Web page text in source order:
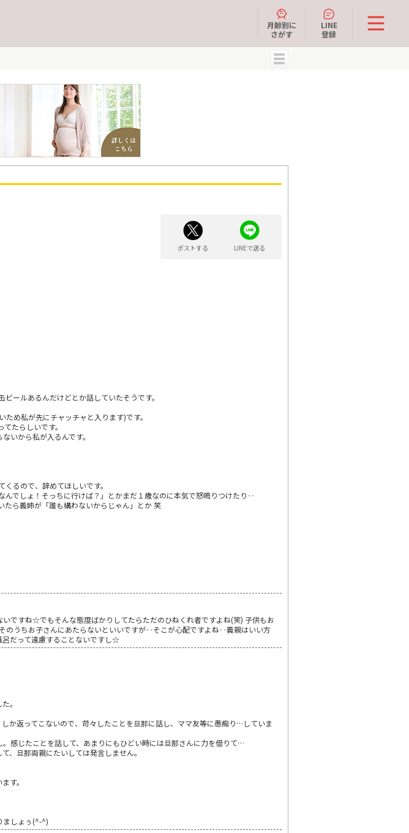
月齢別に
さがす
LINE
登録
ポストする LINEで送る
ールあるんだけどとか話していたそうです。
め私が先にチャッチャと入ります)です。
たらしいです。
いから私が入るんです。
るので、辞めてほしいです。
でしょ！そっちに行けば？」とかまだ１歳なのに本気で怒鳴りつけたり‥
ら義姉が「誰も構わないからじゃん」とか 笑
ですね☆でもそんな態度ばかりしてたらただのひねくれ者ですよね(笑) 子供もお
うちお子さんにあたらないといいですが‥そこが心配ですよね‥義親はいい方
だって遠慮することないですし☆
。
か返ってこないので、苛々したことを旦那に話し、ママ友等に愚痴り…していま
感じたことを話して、あまりにもひどい時には旦那さんに力を借りて…
、旦那両親にたいしては発言しません。
す。
ましょぅ(^-^)